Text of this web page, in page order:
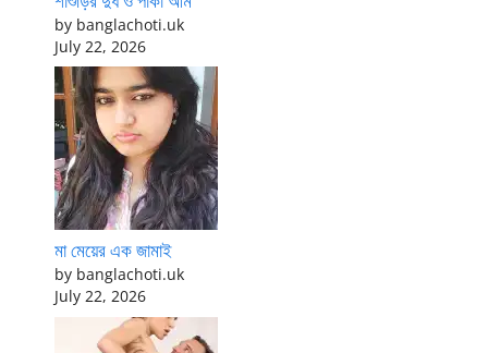
by banglachoti.uk
July 22, 2026
মা মেয়ের এক জামাই
by banglachoti.uk
July 22, 2026